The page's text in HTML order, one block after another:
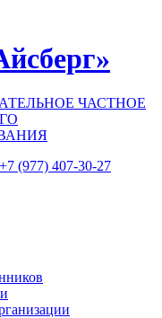
ЧАСТНОЕ
+7 (977) 407-30-27